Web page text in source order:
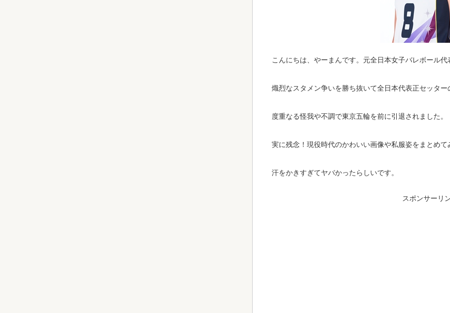
こんにちは、やーまんです。元全日本女子バレボール
熾烈なスタメン争いを勝ち抜いて全日本代表正セッタ
度重なる怪我や不調で東京五輪を前に引退されました。
実に残念！現役時代のかわいい画像や私服姿をまとめて
汗をかきすぎてヤバかったらしいです。
スポンサーリ